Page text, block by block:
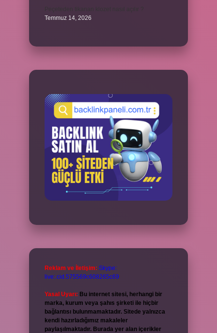
Temmuz 14, 2026
Reklam ve İletişim: Skype:
live:.cid.575569c608265c69
Yasal Uyarı: Bu internet sitesi, herhangi bir
marka, kurum veya şahıs şirketi ile hiçbir
bağlantısı bulunmamaktadır. Sitede yalnızca
kendi hazırladığımız makaleler
paylaşılmaktadır. Burada yer alan içerikler